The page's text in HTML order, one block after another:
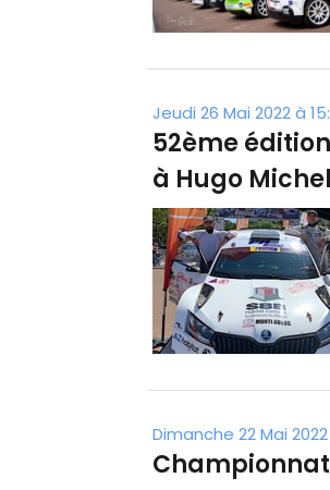
Jeudi 26 Mai 2022 à
52ème
à Hugo
Dimanche 22 Mai
Championnat